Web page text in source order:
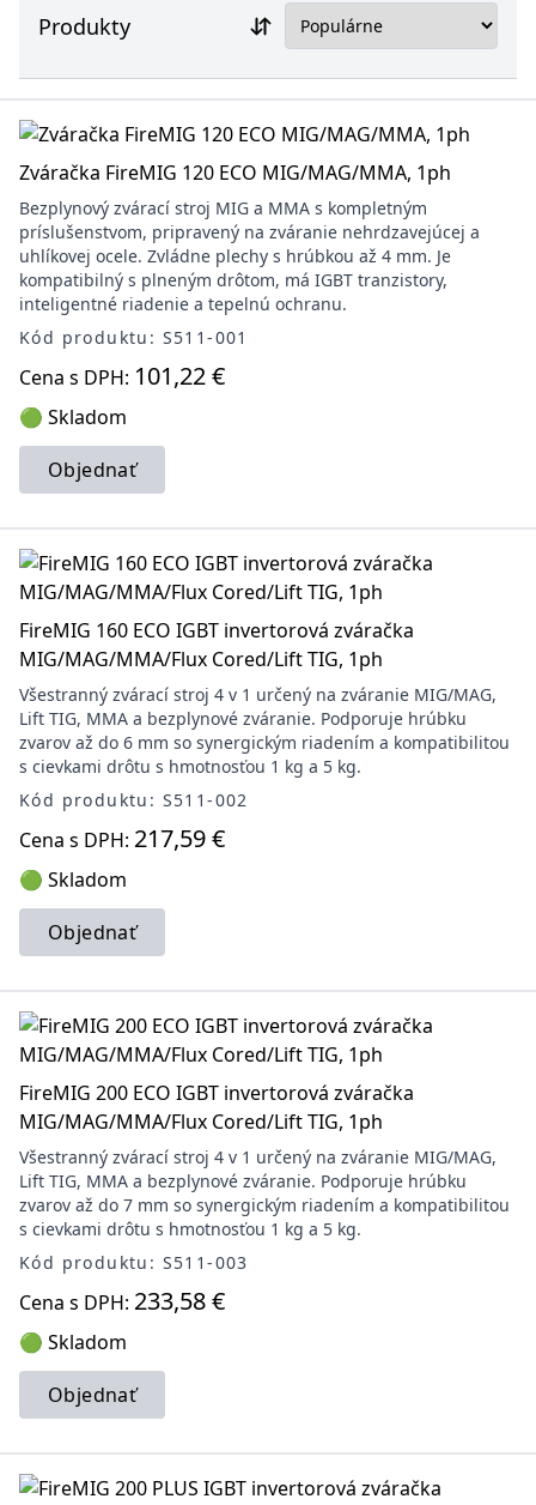
Produkty
Zváračka FireMIG 120 ECO MIG/MAG/MMA, 1ph
Bezplynový zvárací stroj MIG a MMA s kompletným
príslušenstvom, pripravený na zváranie nehrdzavejúcej a
uhlíkovej ocele. Zvládne plechy s hrúbkou až 4 mm. Je
kompatibilný s plneným drôtom, má IGBT tranzistory,
inteligentné riadenie a tepelnú ochranu.
Kód produktu: S511-001
Cena s DPH: 101,22 €
🟢 Skladom
Objednať
FireMIG 160 ECO IGBT invertorová zváračka
MIG/MAG/MMA/Flux Cored/Lift TIG, 1ph
Všestranný zvárací stroj 4 v 1 určený na zváranie MIG/MAG,
Lift TIG, MMA a bezplynové zváranie. Podporuje hrúbku
zvarov až do 6 mm so synergickým riadením a kompatibilitou
s cievkami drôtu s hmotnosťou 1 kg a 5 kg.
Kód produktu: S511-002
Cena s DPH: 217,59 €
🟢 Skladom
Objednať
FireMIG 200 ECO IGBT invertorová zváračka
MIG/MAG/MMA/Flux Cored/Lift TIG, 1ph
Všestranný zvárací stroj 4 v 1 určený na zváranie MIG/MAG,
Lift TIG, MMA a bezplynové zváranie. Podporuje hrúbku
zvarov až do 7 mm so synergickým riadením a kompatibilitou
s cievkami drôtu s hmotnosťou 1 kg a 5 kg.
Kód produktu: S511-003
Cena s DPH: 233,58 €
🟢 Skladom
Objednať